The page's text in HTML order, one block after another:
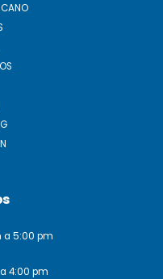
a 5:00 pm
4:00 pm